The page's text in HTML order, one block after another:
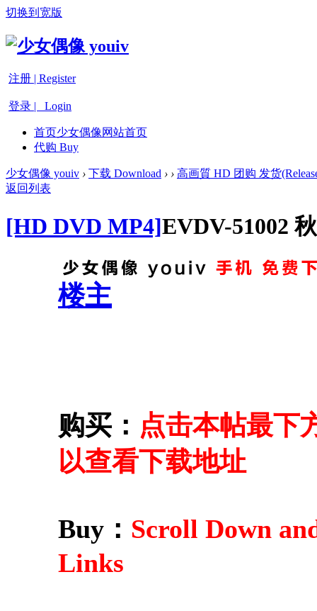
切换到宽版
注册 | Register
登录 | Login
首页少女偶像网站首页
代购 Buy
少女偶像 youiv › 下载 Download › › 高画質 HD 团购 发货
返回列表
[HD DVD MP4]EVDV-51002
楼主
购买： 点击本帖最下
以查看下载地址
Buy： Scroll Down
Links